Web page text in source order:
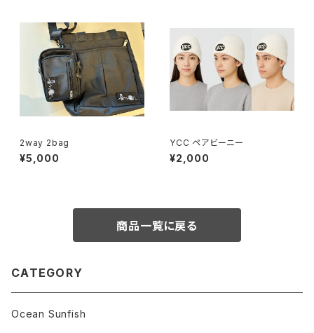
2way 2bag
¥5,000
YCC ペアビーニー
¥2,000
商品一覧に戻る
CATEGORY
Ocean Sunfish